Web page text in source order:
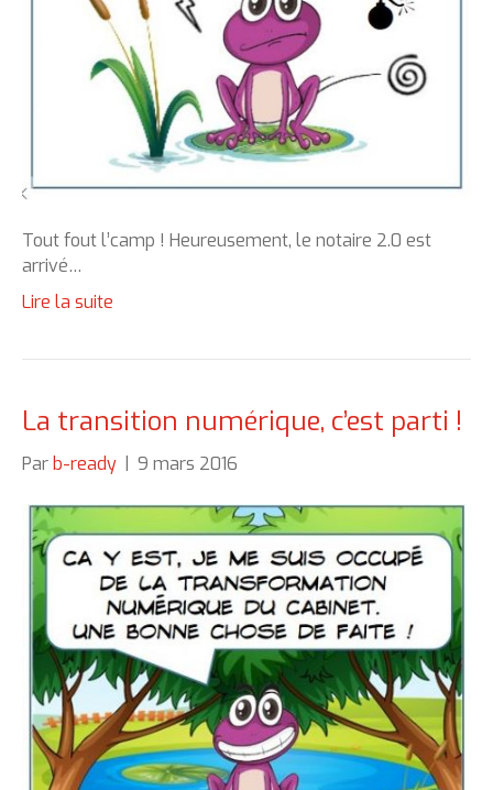
Tout fout l’camp ! Heureusement, le notaire 2.0 est
arrivé…
Lire la suite
La transition numérique, c’est parti !
Parb-ready | 9 mars 2016